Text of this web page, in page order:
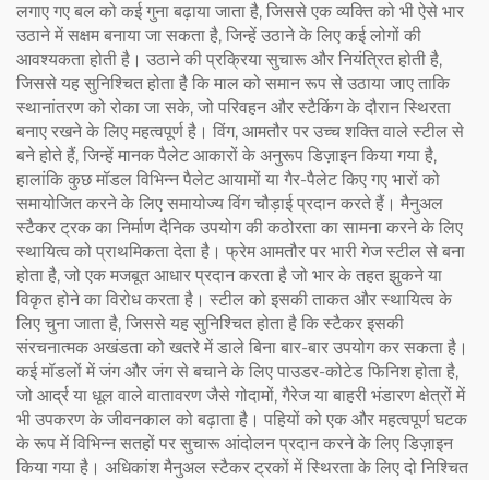
लगाए गए बल को कई गुना बढ़ाया जाता है, जिससे एक व्यक्ति को भी ऐसे भार
उठाने में सक्षम बनाया जा सकता है, जिन्हें उठाने के लिए कई लोगों की
आवश्यकता होती है। उठाने की प्रक्रिया सुचारू और नियंत्रित होती है,
जिससे यह सुनिश्चित होता है कि माल को समान रूप से उठाया जाए ताकि
स्थानांतरण को रोका जा सके, जो परिवहन और स्टैकिंग के दौरान स्थिरता
बनाए रखने के लिए महत्वपूर्ण है। विंग, आमतौर पर उच्च शक्ति वाले स्टील से
बने होते हैं, जिन्हें मानक पैलेट आकारों के अनुरूप डिज़ाइन किया गया है,
हालांकि कुछ मॉडल विभिन्न पैलेट आयामों या गैर-पैलेट किए गए भारों को
समायोजित करने के लिए समायोज्य विंग चौड़ाई प्रदान करते हैं। मैनुअल
स्टैकर ट्रक का निर्माण दैनिक उपयोग की कठोरता का सामना करने के लिए
स्थायित्व को प्राथमिकता देता है। फ्रेम आमतौर पर भारी गेज स्टील से बना
होता है, जो एक मजबूत आधार प्रदान करता है जो भार के तहत झुकने या
विकृत होने का विरोध करता है। स्टील को इसकी ताकत और स्थायित्व के
लिए चुना जाता है, जिससे यह सुनिश्चित होता है कि स्टैकर इसकी
संरचनात्मक अखंडता को खतरे में डाले बिना बार-बार उपयोग कर सकता है।
कई मॉडलों में जंग और जंग से बचाने के लिए पाउडर-कोटेड फिनिश होता है,
जो आर्द्र या धूल वाले वातावरण जैसे गोदामों, गैरेज या बाहरी भंडारण क्षेत्रों में
भी उपकरण के जीवनकाल को बढ़ाता है। पहियों को एक और महत्वपूर्ण घटक
के रूप में विभिन्न सतहों पर सुचारू आंदोलन प्रदान करने के लिए डिज़ाइन
किया गया है। अधिकांश मैनुअल स्टैकर ट्रकों में स्थिरता के लिए दो निश्चित